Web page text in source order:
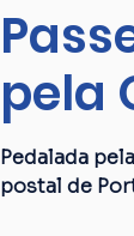
pela
Pedalada
postal de